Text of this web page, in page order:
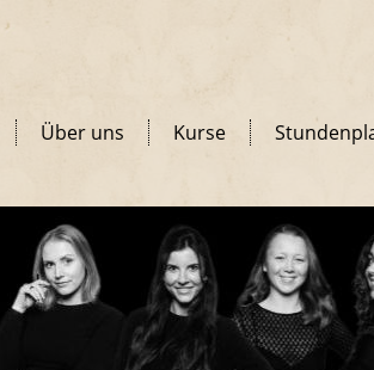
Über uns Kurse